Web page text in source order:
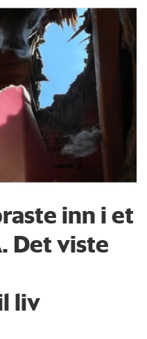
inn i et
Det viste
liv